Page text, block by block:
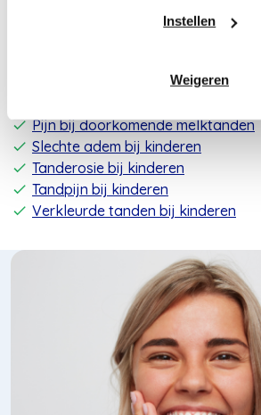
Instellen
Weigeren
Bloedend tandvlees bij kinderen
Pijn bij doorkomende melktanden
Slechte adem bij kinderen
Tanderosie bij kinderen
Tandpijn bij kinderen
Verkleurde tanden bij kinderen